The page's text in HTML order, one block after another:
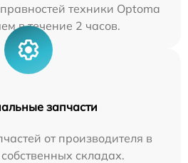
техники Optoma
в течение 2 часов.
запчасти
от производителя в
складах.